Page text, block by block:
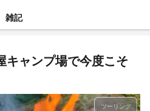
雑記
キャンプ場で今度こそ
ツーリング